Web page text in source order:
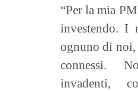
“Per la mia
investendo. I
ognuno di noi,
connessi.
invadenti,